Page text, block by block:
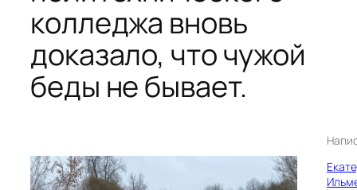
колледжа вновь
доказало, что чужой
беды не бывает.